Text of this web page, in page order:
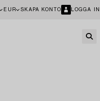
EUR SKAPA KONTO LOGGA IN